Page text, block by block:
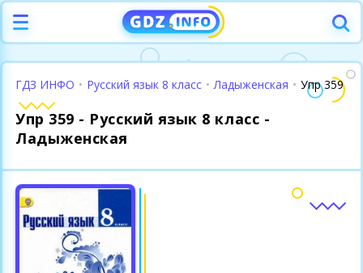
ГДЗ ИНФО • Русский язык 8 класс • Ладыженская • Упр 359
Упр 359 - Русский язык 8 класс -
Ладыженская